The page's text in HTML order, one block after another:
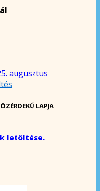
augusztus
LAPJA
letöltése.